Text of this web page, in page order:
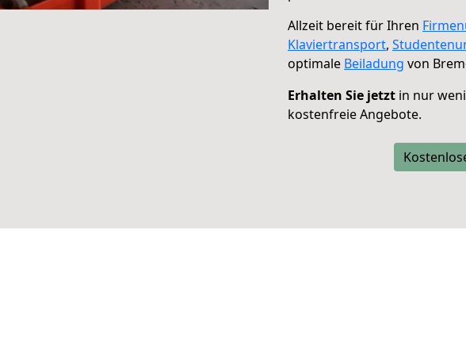
Allzeit bereit für Ihren
Klaviertransport,
optimale Beiladung von
Erhalten Sie jetzt in nur
kostenfreie Angebote.